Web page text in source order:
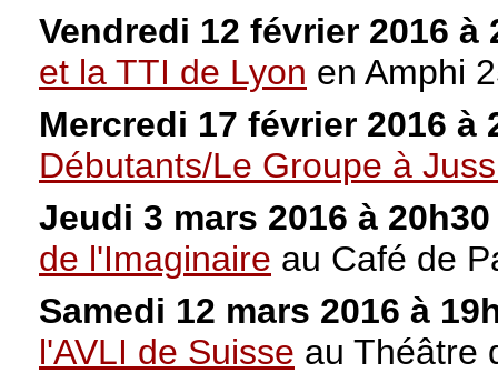
Vendredi 12 février 2016 à
et la TTI de Lyon en Amphi
Mercredi 17 février 2016 à
Débutants/Le Groupe à
Jeudi 3 mars 2016 à
de l'Imaginaire au Café de
Samedi 12 mars 2016 à
l'AVLI de Suisse au Théâtre